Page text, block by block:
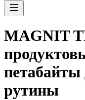
MAGNIT
рутины